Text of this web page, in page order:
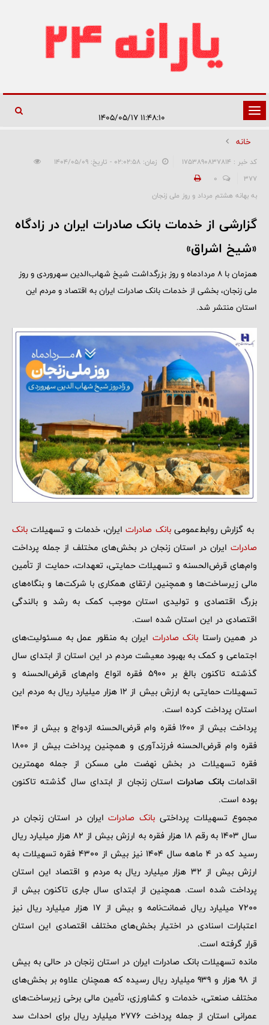
تغییر
ناوبری
خانه
کد خبر : 1753890837814
زمان: ۰۲:۰۲:۵۸ - تاریخ: ۱۴۰۴/۰۵/۰۹
377
0
به بهانه هشتم مرداد و روز ملی زنجان
گزارشی از خدمات بانک صادرات ایران در زادگاه
«شیخ اشراق»
همزمان با 8 مردادماه و روز بزرگداشت شیخ شهاب‌الدین سهروردی و روز
ملی زنجان، بخشی از خدمات بانک صادرات ایران به اقتصاد و مردم این
استان منتشر شد.
به گزارش روابط‌عمومیبانک صادراتایران، خدمات و تسهیلات بانک
صادرات ایران در استان زنجان در بخش‌های مختلف از جمله پرداخت
وام‌های قرض‌الحسنه و تسهیلات حمایتی، تعهدات، حمایت از تأمین
مالی زیرساخت‌ها و همچنین ارتقای همکاری با شرکت‌ها و بنگاه‌های
بزرگ اقتصادی و تولیدی استان موجب کمک به رشد و بالندگی
اقتصادی در این استان شده است.
در همین راستا بانک صادرات ایران به منظور عمل به مسئولیت‌های
اجتماعی و کمک به بهبود معیشت مردم در این استان از ابتدای سال
گذشته تاکنون بالغ بر 5900 فقره انواع وام‌های قرض‌الحسنه و
تسهیلات حمایتی به ارزش بیش از 12 هزار میلیارد ریال به مردم این
استان پرداخت کرده است.
پرداخت بیش از 1600 فقره وام قرض‌الحسنه ازدواج و بیش از 1400
فقره وام قرض‌الحسنه فرزندآوری و همچنین پرداخت بیش از 1800
فقره تسهیلات در بخش نهضت ملی مسکن از جمله مهمترین
اقداماتبانک صادراتاستان زنجان از ابتدای سال گذشته تاکنون
بوده است.
مجموع تسهیلات پرداختی بانک صادراتایران در استان زنجان در
سال 1403 به رقم 18 هزار فقره به ارزش بیش از 82 هزار میلیارد ریال
رسید که در 4 ماهه سال 1404 نیز بیش از 4300 فقره تسهیلات به
ارزش بیش از 32 هزار میلیارد ریال به مردم و اقتصاد این استان
پرداخت شده است. همچنین از ابتدای سال جاری تاکنون بیش از
7200 میلیارد ریال ضمانت‌نامه و بیش از 17 هزار میلیارد ریال نیز
اعتبارات اسنادی در اختیار بخش‌های مختلف اقتصادی این استان
قرار گرفته است.
مانده تسهیلات بانک صادرات ایران در استان زنجان در حالی به بیش
از 98 هزار و 939 میلیارد ریال رسیده که همچنان علاوه بر بخش‌های
مختلف صنعتی، خدمات و کشاورزی، تأمین مالی برخی زیرساخت‌های
عمرانی استان از جمله پرداخت 2776 میلیارد ریال برای احداث سد